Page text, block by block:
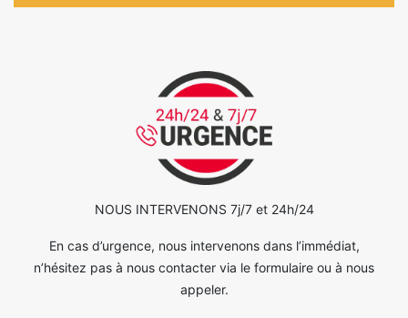
NOUS INTERVENONS 7j/7 et 24h/24
En cas d’urgence, nous intervenons dans l’immédiat,
n’hésitez pas à nous contacter via le formulaire ou à nous
appeler.